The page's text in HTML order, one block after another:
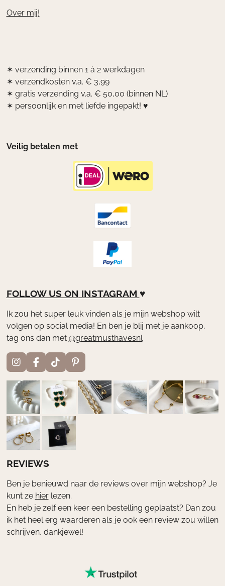
Over mij!
✶ verzending binnen 1 à 2 werkdagen
✶ verzendkosten v.a. € 3,99
✶ gratis verzending v.a. € 50,00 (binnen NL)
✶ persoonlijk en met liefde ingepakt! ♥
Veilig betalen met
FOLLOW US ON INSTAGRAM ♥
Ik zou het super leuk vinden als je mijn webshop wilt
volgen op social media! En ben je blij met je aankoop,
tag ons dan met @greatmusthavesnl
I
n
s
t
a
g
r
a
m
F
a
c
e
b
o
o
k
T
i
k
T
o
k
P
i
n
e
REVIEWS
Ben je benieuwd naar de reviews over mijn webshop? Je
kunt ze hierlezen.
En heb je zelf een keer een bestelling geplaatst? Dan zou
ik het heel erg waarderen als je ook een review zou willen
schrijven, dankjewel!